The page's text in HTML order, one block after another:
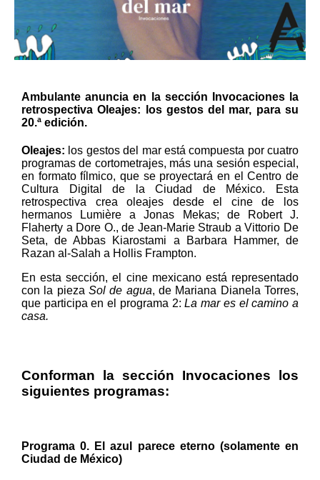
Ambulante anuncia en la sección Invocaciones la
retrospectiva Oleajes: los gestos del mar, para su
20.ª edición.
Oleajes: los gestos del mar está compuesta por cuatro
programas de cortometrajes, más una sesión especial,
en formato fílmico, que se proyectará en el Centro de
Cultura Digital de la Ciudad de México. Esta
retrospectiva crea oleajes desde el cine de los
hermanos Lumière a Jonas Mekas; de Robert J.
Flaherty a Dore O., de Jean-Marie Straub a Vittorio De
Seta, de Abbas Kiarostami a Barbara Hammer, de
Razan al-Salah a Hollis Frampton.
En esta sección, el cine mexicano está representado
con la pieza Sol de agua, de Mariana Dianela Torres,
que participa en el programa 2:La mar es el camino a
casa.
Conforman la sección Invocaciones los
siguientes programas:
Programa 0. El azul parece eterno (solamente en
Ciudad de México)